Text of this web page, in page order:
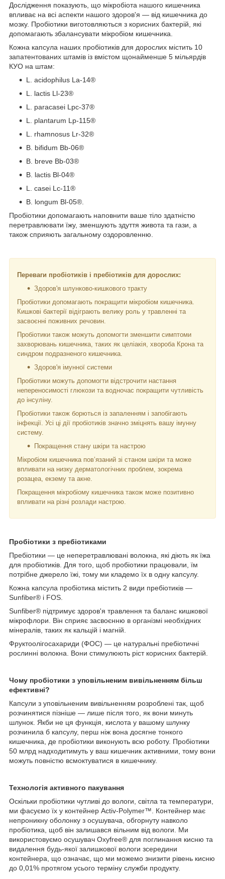
Дослідження показують, що мікробіота нашого кишечника
впливає на всі аспекти нашого здоров'я — від кишечника до
мозку. Пробіотики виготовляються з корисних бактерій, які
допомагають збалансувати мікробіом кишечника.
Кожна капсула наших пробіотиків для дорослих містить 10
запатентованих штамів із вмістом щонайменше 5 мільярдів
КУО на штам:
L. acidophilus La-14®
L. lactis Ll-23®
L. paracasei Lpc-37®
L. plantarum Lp-115®
L. rhamnosus Lr-32®
B. bifidum Bb-06®
B. breve Bb-03®
B. lactis Bl-04®
L. casei Lc-11®
B. longum Bl-05®.
Пробіотики допомагають наповнити ваше тіло здатністю
перетравлювати їжу, зменшують здуття живота та гази, а
також сприяють загальному оздоровленню.
Переваги пробіотиків і пребіотиків для дорослих:
Здоров'я шлунково-кишкового тракту
Пробіотики допомагають покращити мікробіом кишечника.
Кишкові бактерії відіграють велику роль у травленні та
засвоєнні поживних речовин.
Пробіотики також можуть допомогти зменшити симптоми
захворювань кишечника, таких як целіакія, хвороба Крона та
синдром подразненого кишечника.
Здоров'я імунної системи
Пробіотики можуть допомогти відстрочити настання
непереносимості глюкози та водночас покращити чутливість
до інсуліну.
Пробіотики також борються із запаленням і запобігають
інфекції. Усі ці дії пробіотиків значно зміцнять вашу імунну
систему.
Покращення стану шкіри та настрою
Мікробіом кишечника пов’язаний зі станом шкіри та може
впливати на низку дерматологічних проблем, зокрема
розацеа, екзему та акне.
Покращення мікробіому кишечника також може позитивно
впливати на різні розлади настрою.
Пробіотики з пребіотиками
Пребіотики — це неперетравлювані волокна, які діють як їжа
для пробіотиків. Для того, щоб пробіотики працювали, їм
потрібне джерело їжі, тому ми кладемо їх в одну капсулу.
Кожна капсула пробіотика містить 2 види пребіотиків —
Sunfiber® і FOS.
Sunfiber® підтримує здоров'я травлення та баланс кишкової
мікрофлори. Він сприяє засвоєнню в організмі необхідних
мінералів, таких як кальцій і магній.
Фруктоолігосахариди (ФОС) — це натуральні пребіотичні
рослинні волокна. Вони стимулюють ріст корисних бактерій.
Чому пробіотики з уповільненим вивільненням більш
ефективні?
Капсули з уповільненим вивільненням розроблені так, щоб
розчинятися пізніше — лише після того, як вони минуть
шлунок. Якби не ця функція, кислота у вашому шлунку
розчинила б капсулу, перш ніж вона досягне тонкого
кишечника, де пробіотики виконують всю роботу. Пробіотики
50 млрд надходитимуть у ваш кишечник активними, тому вони
можуть повністю всмоктуватися в кишечнику.
Технологія активного пакування
Оскільки пробіотики чутливі до вологи, світла та температури,
ми фасуємо їх у контейнер Activ-Polymer™. Контейнер має
непроникну оболонку з осушувача, обгорнуту навколо
пробіотика, щоб він залишався вільним від вологи. Ми
використовуємо осушувач Oxyfree® для поглинання кисню та
видалення будь-якої залишкової вологи зсередини
контейнера, що означає, що ми можемо знизити рівень кисню
до 0,01% протягом усього терміну служби продукту.